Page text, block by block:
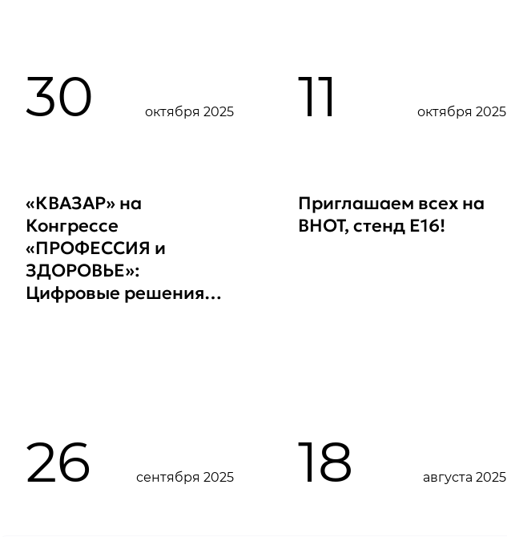
30 октября 2025 11 октября 2025
«КВАЗАР» на
Конгрессе
«ПРОФЕССИЯ и
ЗДОРОВЬЕ»:
Цифровые решения
26 сентября 2025
Приглашаем всех на
ВНОТ, стенд Е16!
18 августа 2025